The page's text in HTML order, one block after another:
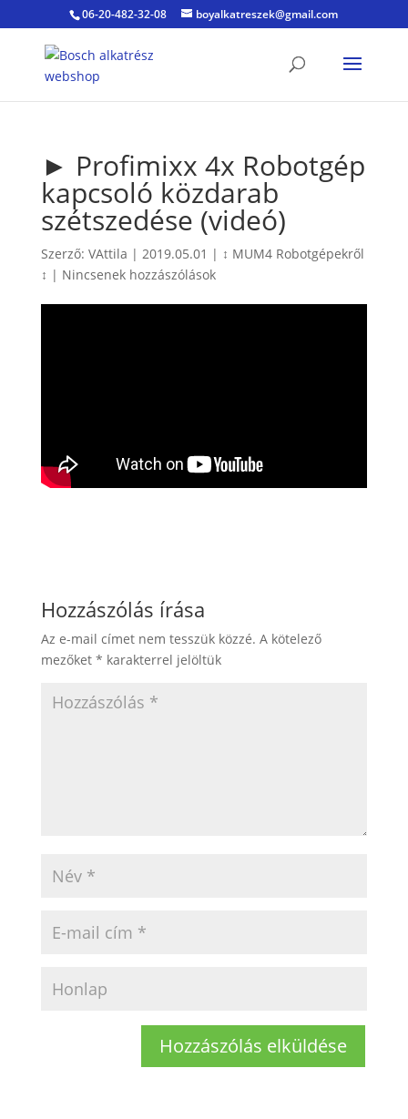
06-20-482-32-08 boyalkatreszek@gmail.com
► Profimixx 4x Robotgép
kapcsoló közdarab
szétszedése (videó)
Szerző: VAttila | 2019.05.01 | ↕ MUM4 Robotgépekről
↕ | Nincsenek hozzászólások
Hozzászólás írása
Az e-mail címet nem tesszük közzé. A kötelező
mezőket * karakterrel jelöltük